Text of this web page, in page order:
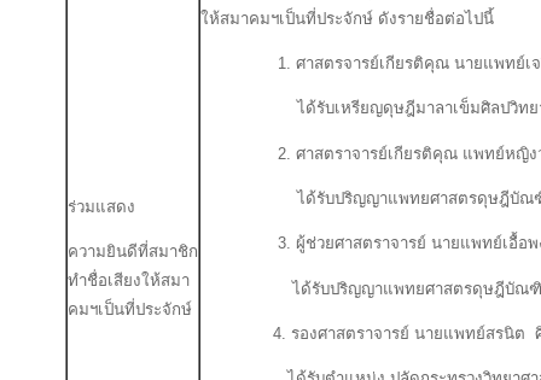
ร่วมแสดง
ความยินดีที่สมาชิก
ทำชื่อเสียงให้สมา
คมฯเป็นที่ประจักษ์
ให้สมาคมฯเป็นที่ประจักษ์ ดังรายชื่อต่อไปนี้
1. ศาสตรจารย์เกียรติคุณ นายแพทย์เจ
ได้รับเหรียญดุษฎีมาลาเข็มศิลปวิทยา
2. ศาสตราจารย์เกียรติคุณ แพทย์หญิง
ได้รับปริญญาแพทยศาสตรดุษฎีบัณฑิ
3. ผู้ช่วยศาสตราจารย์ นายแพทย์เอื้อพง
ได้รับปริญญาแพทยศาสตรดุษฎีบัณฑิต
4. รองศาสตราจารย์ นายแพทย์สรนิต ศิ